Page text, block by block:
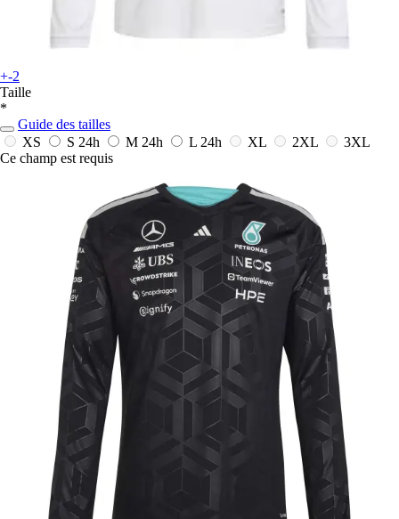
+-2
Taille
*
Guide des tailles
XS
S 24h M 24h L 24h XL 2XL
3XL
Ce champ est requis